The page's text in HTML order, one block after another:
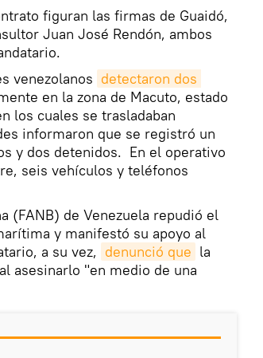
figuran las firmas de Guaidó,
Juan José Rendón, ambos
venezolanos detectaron dos
en la zona de Macuto, estado
los cuales se trasladaban
informaron que se registró un
y dos detenidos. En el operativo
seis vehículos y teléfonos
(FANB) de Venezuela repudió el
y manifestó su apoyo al
a su vez, denunció que la
asesinarlo "en medio de una